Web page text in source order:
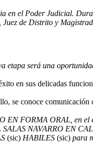
en el Poder Judicial.
de Distrito y
etapa será una
en sus delicadas
se conoce comunicación
FORMA ORAL, en el
NAVARRO EN
(sic) HABILES (sic) para